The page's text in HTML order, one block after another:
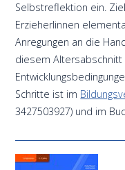
Selbstreflektion ein.
ErzieherIinnen
Anregungen an die
diesem
Schritte ist im
3427503927) und im